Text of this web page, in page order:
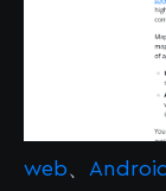
web、 Android